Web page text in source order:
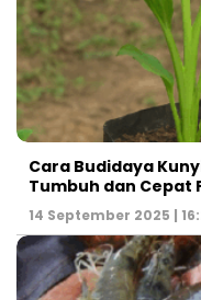
Cara Budidaya
Tumbuh dan Cepat
14 September 2025 |